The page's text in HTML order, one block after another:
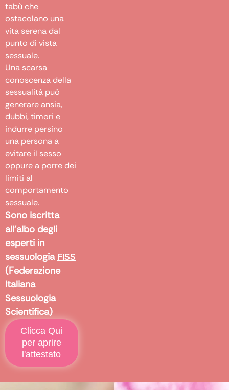
tabù che
ostacolano una
vita serena dal
punto di vista
sessuale.
Una scarsa
conoscenza della
sessualità può
generare ansia,
dubbi, timori e
indurre persino
una persona a
evitare il sesso
oppure a porre dei
limiti al
comportamento
sessuale.
Sono iscritta
all’albo degli
esperti in
sessuologia FISS
(Federazione
Italiana
Sessuologia
Scientifica)
Clicca Qui
per aprire
l'attestato